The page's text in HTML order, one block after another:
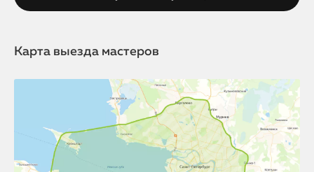
Карта выезда мастеров